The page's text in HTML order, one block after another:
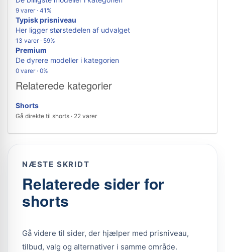
9 varer · 41%
Typisk prisniveau
Her ligger størstedelen af udvalget
13 varer · 59%
Premium
De dyrere modeller i kategorien
0 varer · 0%
Relaterede kategorier
Shorts
Gå direkte til shorts · 22 varer
NÆSTE SKRIDT
Relaterede sider for
shorts
Gå videre til sider, der hjælper med prisniveau,
tilbud, valg og alternativer i samme område.